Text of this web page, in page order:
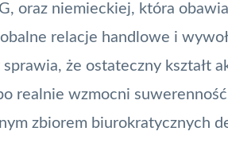
oraz niemieckiej, która
relacje handlowe i
że ostateczny kształt
realnie wzmocni suwerenność
zbiorem biurokratycznych